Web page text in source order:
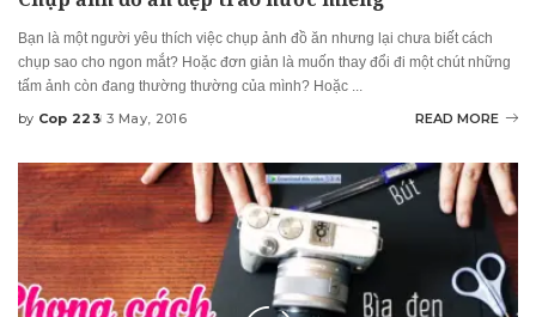
Bạn là một người yêu thích việc chụp ảnh đồ ăn nhưng lại chưa biết cách
chụp sao cho ngon mắt? Hoặc đơn giản là muốn thay đổi đi một chút những
tấm ảnh còn đang thường thường của mình? Hoặc ...
Posted
by Cop 223 3 May, 2016 READ MORE